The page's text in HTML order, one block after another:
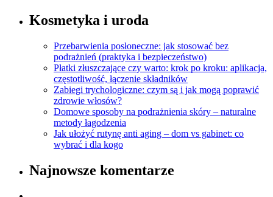
Kosmetyka i uroda
Przebarwienia posłoneczne: jak stosować bez
podrażnień (praktyka i bezpieczeństwo)
Płatki złuszczające czy warto: krok po kroku: aplikacja,
częstotliwość, łączenie składników
Zabiegi trychologiczne: czym są i jak mogą poprawić
zdrowie włosów?
Domowe sposoby na podrażnienia skóry – naturalne
metody łagodzenia
Jak ułożyć rutynę anti aging – dom vs gabinet: co
wybrać i dla kogo
Najnowsze komentarze